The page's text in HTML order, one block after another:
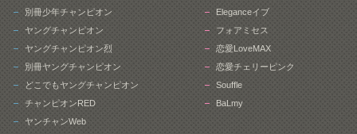
別冊少年チャンピオン
ヤングチャンピオン
ヤングチャンピオン烈
別冊ヤングチャンピオン
どこでもヤングチャンピオン
チャンピオンRED
ヤンチャンWeb
Eleganceイブ
フォアミセス
恋愛LoveMAX
恋愛チェリーピンク
Souffle
BaLmy